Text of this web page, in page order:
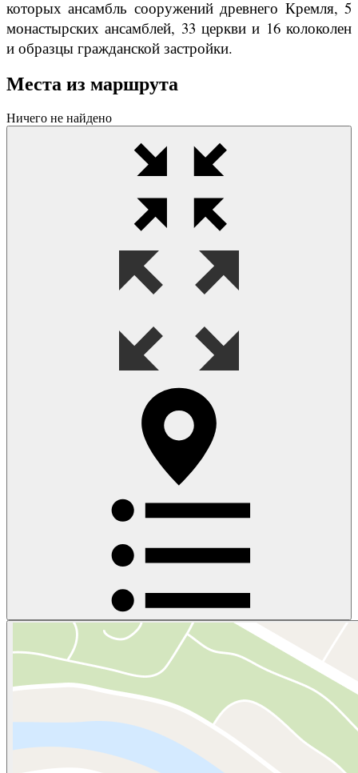
которых ансамбль сооружений древнего Кремля, 5
монастырских ансамблей, 33 церкви и 16 колоколен
и образцы гражданской застройки.
Места из маршрута
Ничего не найдено